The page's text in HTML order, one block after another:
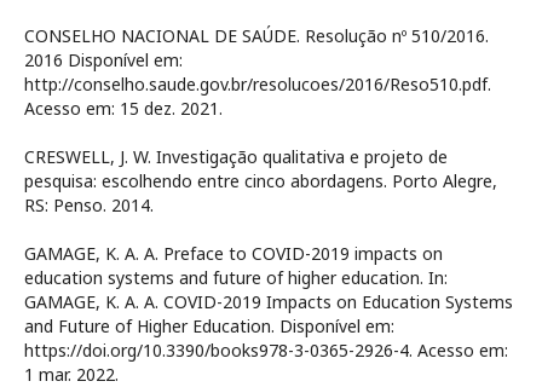
CONSELHO NACIONAL DE SAÚDE. Resolução nº 510/2016.
2016 Disponível em:
http://conselho.saude.gov.br/resolucoes/2016/Reso510.pdf.
Acesso em: 15 dez. 2021.
CRESWELL, J. W. Investigação qualitativa e projeto de
pesquisa: escolhendo entre cinco abordagens. Porto Alegre,
RS: Penso. 2014.
GAMAGE, K. A. A. Preface to COVID-2019 impacts on
education systems and future of higher education. In:
GAMAGE, K. A. A. COVID-2019 Impacts on Education Systems
and Future of Higher Education. Disponível em:
https://doi.org/10.3390/books978-3-0365-2926-4. Acesso em:
1 mar. 2022.